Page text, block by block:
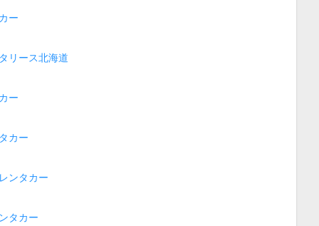
ー
リース北海道
ー
カー
ンタカー
タカー